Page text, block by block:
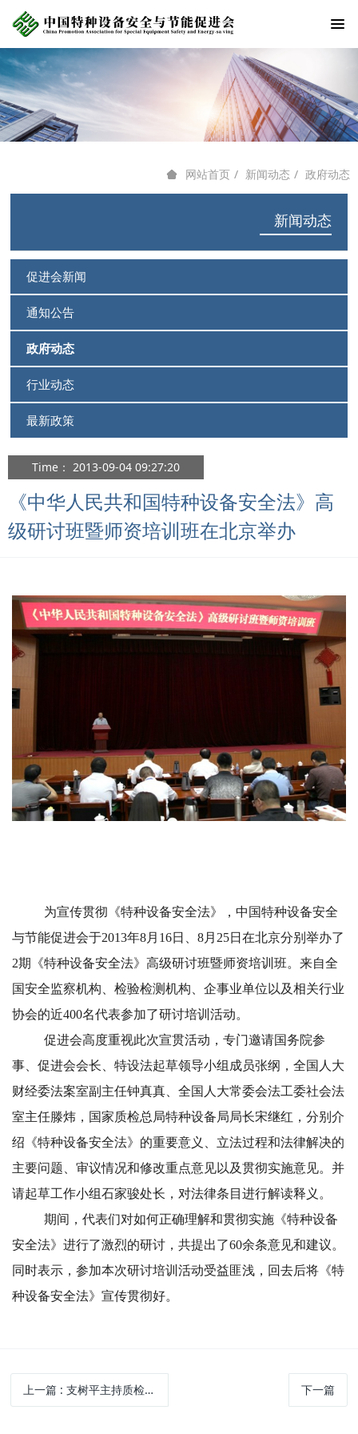
新闻动态
促进会新闻
通知公告
政府动态
行业动态
最新政策
网站首页 新闻动态 政府动态
Time： 2013-09-04 09:27:20
《中华人民共和国特种设备安全法》高
级研讨班暨师资培训班在北京举办
为宣传贯彻《特种设备安全法》，中国特种设备安全
与节能促进会于2013年8月16日、8月25日在北京分别举办了
2期《特种设备安全法》高级研讨班暨师资培训班。来自全
国安全监察机构、检验检测机构、企事业单位以及相关行业
协会的近400名代表参加了研讨培训活动。
促进会高度重视此次宣贯活动，专门邀请国务院参
事、促进会会长、特设法起草领导小组成员张纲，全国人大
财经委法案室副主任钟真真、全国人大常委会法工委社会法
室主任滕炜，国家质检总局特种设备局局长宋继红，分别介
绍《特种设备安全法》的重要意义、立法过程和法律解决的
主要问题、审议情况和修改重点意见以及贯彻实施意见。并
请起草工作小组石家骏处长，对法律条目进行解读释义。
期间，代表们对如何正确理解和贯彻实施《特种设备
安全法》进行了激烈的研讨，共提出了60余条意见和建议。
同时表示，参加本次研讨培训活动受益匪浅，回去后将《特
种设备安全法》宣传贯彻好。
上一篇 : 支树平主持质检总局党组扩大会 下一篇